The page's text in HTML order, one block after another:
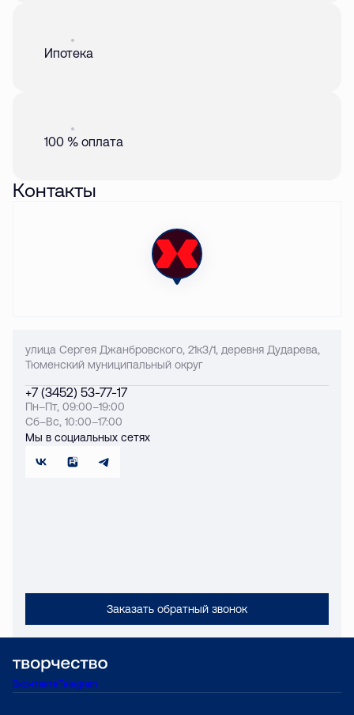
Ипотека
100 % оплата
Контакты
улица Сергея Джанбровского, 21к3/1, деревня Дударева,
Тюменский муниципальный округ
+7 (3452) 53-77-17
Пн–Пт, 09:00–19:00
Сб–Вс, 10:00–17:00
Мы в социальных сетях
Заказать обратный звонок
ВконтактеTelegram